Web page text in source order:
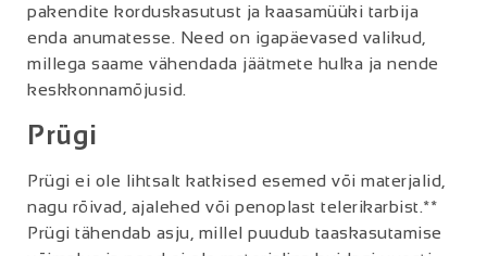
pakendite korduskasutust ja kaasamüüki tarbija
enda anumatesse. Need on igapäevased valikud,
millega saame vähendada jäätmete hulka ja nende
keskkonnamõjusid.
Prügi
Prügi ei ole lihtsalt katkised esemed või materjalid,
nagu rõivad, ajalehed või penoplast telerikarbist.**
Prügi tähendab asju, millel puudub taaskasutamise